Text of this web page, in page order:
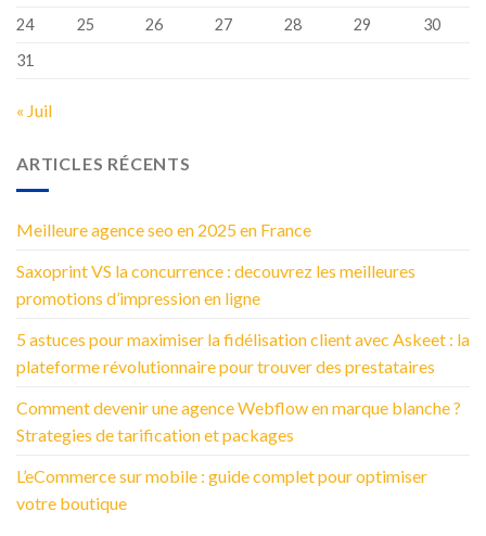
24
25 26 27 28 29
30
31
« Juil
ARTICLES RÉCENTS
Meilleure agence seo en 2025 en France
Saxoprint VS la concurrence : decouvrez les meilleures
promotions d’impression en ligne
5 astuces pour maximiser la fidélisation client avec Askeet : la
plateforme révolutionnaire pour trouver des prestataires
Comment devenir une agence Webflow en marque blanche ?
Strategies de tarification et packages
L’eCommerce sur mobile : guide complet pour optimiser
votre boutique